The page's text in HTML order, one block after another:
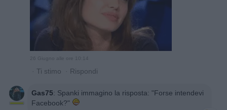
26 Giugno alle ore 10:14
· Ti stimo · Rispondi
Gas75: Spanki immagino la risposta: "Forse intendevi
Facebook?"